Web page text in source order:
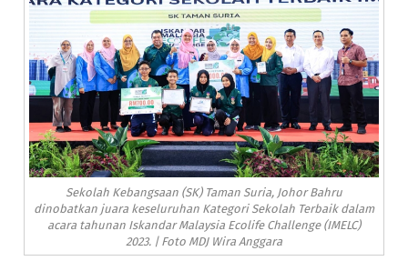
Sekolah Kebangsaan (SK) Taman Suria, Johor Bahru
dinobatkan juara keseluruhan Kategori Sekolah Terbaik dalam
acara tahunan Iskandar Malaysia Ecolife Challenge (IMELC)
2023. | Foto MDJ Wira Anggara